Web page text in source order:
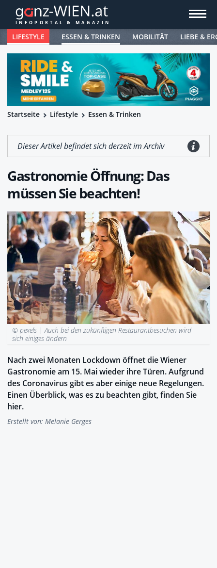
LIFESTYLE ESSEN & TRINKEN MOBILITÄT LIEBE &
Startseite Lifestyle Essen & Trinken
Dieser Artikel befindet sich derzeit im Archiv
Gastronomie Öffnung: Das
müssen Sie beachten!
© pexels |Auch bei den zukünftigen Restaurantbesuchen wird
sich einiges ändern
Nach zwei Monaten Lockdown öffnet die Wiener
Gastronomie am 15. Mai wieder ihre Türen. Aufgrund
des Coronavirus gibt es aber einige neue Regelungen.
Einen Überblick, was es zu beachten gibt, finden Sie
hier.
Erstellt von: Melanie Gerges